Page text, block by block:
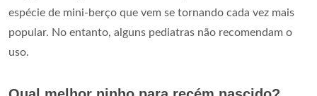
espécie de mini-berço que vem se tornando cada vez mais
popular. No entanto, alguns pediatras não recomendam o
uso.